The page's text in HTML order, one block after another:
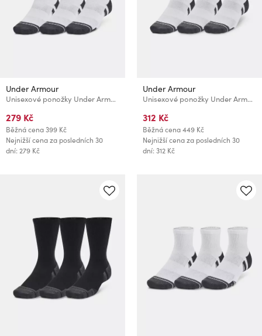
Under Armour
Unisexové ponožky Under Armour UA Performance Tech Crew (3 páry)
279 Kč
Běžná cena399 Kč
Nejnižší cena za posledních 30
dní: 279 Kč
Under Armour
Unisexové ponožky Under Armour UA Performance Cotton Mid (3 páry)
312 Kč
Běžná cena449 Kč
Nejnižší cena za posledních 30
dní: 312 Kč